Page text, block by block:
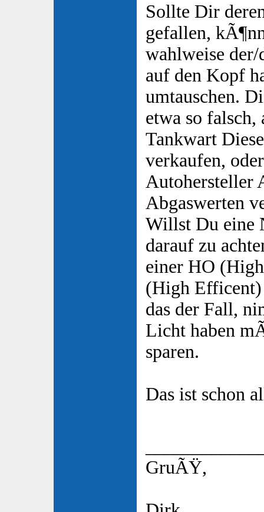
Sollte Dir
gefallen,
wahlweise
auf den Kopf
umtauschen.
etwa so
Tankwart
verkaufen,
Autohersteller
Abgaswerten
Willst Du eine
darauf zu
einer HO
(High Efficent)
das der Fall,
Licht haben
sparen.
Das ist schon
GruÃŸ,